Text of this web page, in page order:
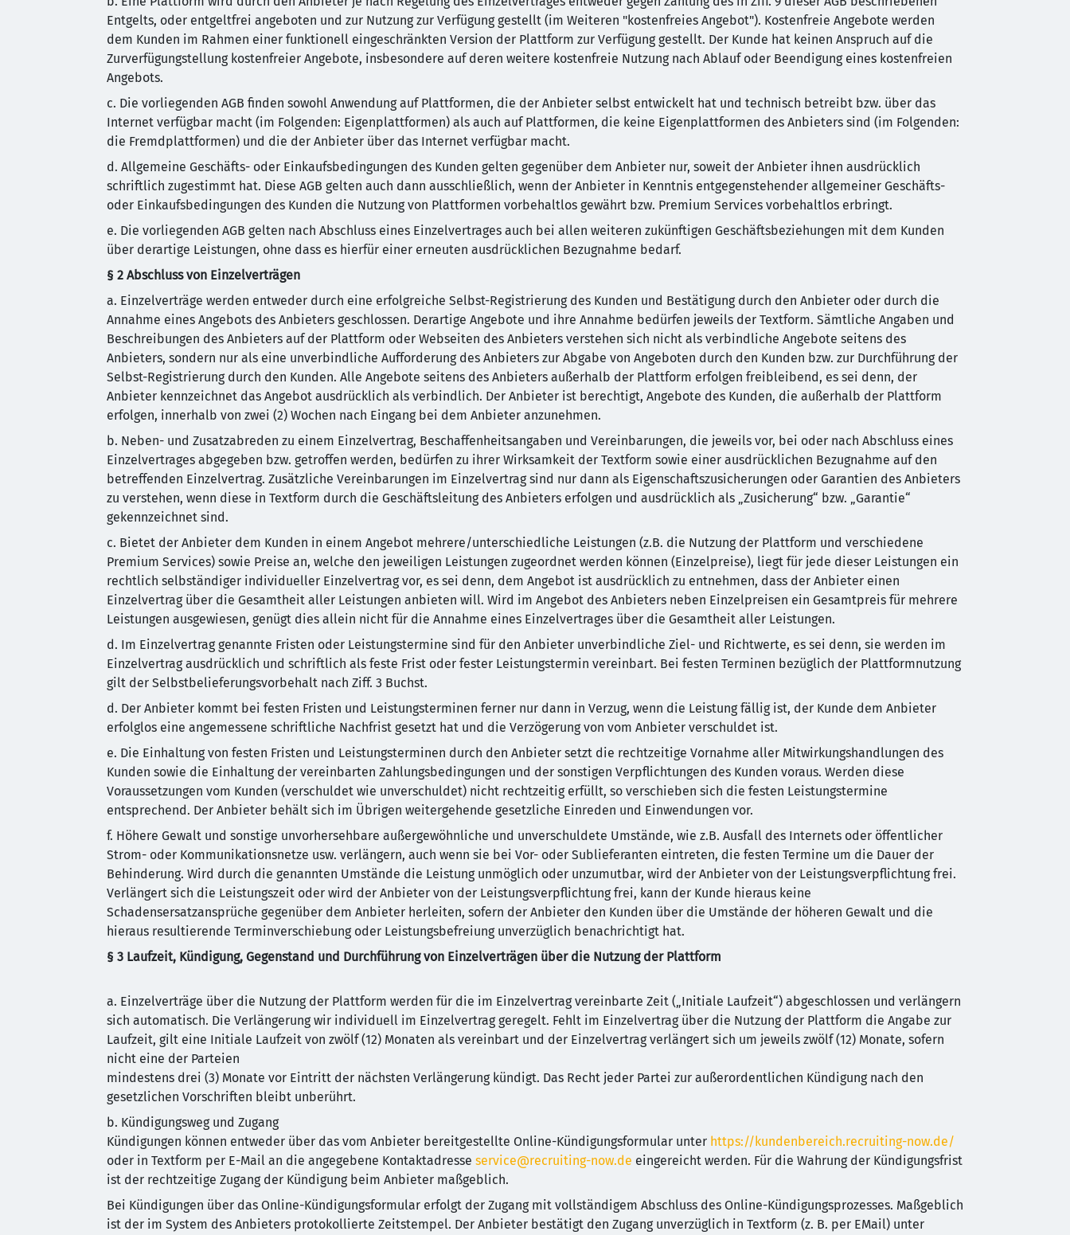
Entgelts, oder entgeltfrei angeboten und zur Nutzung zur Verfügung gestellt (im Weiteren "kostenfreies Angebot"). Kostenfreie Angebote werden
dem Kunden im Rahmen einer funktionell eingeschränkten Version der Plattform zur Verfügung gestellt. Der Kunde hat keinen Anspruch auf die
Zurverfügungstellung kostenfreier Angebote, insbesondere auf deren weitere kostenfreie Nutzung nach Ablauf oder Beendigung eines kostenfreien
Angebots.
c. Die vorliegenden AGB finden sowohl Anwendung auf Plattformen, die der Anbieter selbst entwickelt hat und technisch betreibt bzw. über das
Internet verfügbar macht (im Folgenden: Eigenplattformen) als auch auf Plattformen, die keine Eigenplattformen des Anbieters sind (im Folgenden:
die Fremdplattformen) und die der Anbieter über das Internet verfügbar macht.
d. Allgemeine Geschäfts- oder Einkaufsbedingungen des Kunden gelten gegenüber dem Anbieter nur, soweit der Anbieter ihnen ausdrücklich
schriftlich zugestimmt hat. Diese AGB gelten auch dann ausschließlich, wenn der Anbieter in Kenntnis entgegenstehender allgemeiner Geschäfts-
oder Einkaufsbedingungen des Kunden die Nutzung von Plattformen vorbehaltlos gewährt bzw. Premium Services vorbehaltlos erbringt.
e. Die vorliegenden AGB gelten nach Abschluss eines Einzelvertrages auch bei allen weiteren zukünftigen Geschäftsbeziehungen mit dem Kunden
über derartige Leistungen, ohne dass es hierfür einer erneuten ausdrücklichen Bezugnahme bedarf.
§ 2 Abschluss von Einzelverträgen
a. Einzelverträge werden entweder durch eine erfolgreiche Selbst-Registrierung des Kunden und Bestätigung durch den Anbieter oder durch die
Annahme eines Angebots des Anbieters geschlossen. Derartige Angebote und ihre Annahme bedürfen jeweils der Textform. Sämtliche Angaben und
Beschreibungen des Anbieters auf der Plattform oder Webseiten des Anbieters verstehen sich nicht als verbindliche Angebote seitens des
Anbieters, sondern nur als eine unverbindliche Aufforderung des Anbieters zur Abgabe von Angeboten durch den Kunden bzw. zur Durchführung der
Selbst-Registrierung durch den Kunden. Alle Angebote seitens des Anbieters außerhalb der Plattform erfolgen freibleibend, es sei denn, der
Anbieter kennzeichnet das Angebot ausdrücklich als verbindlich. Der Anbieter ist berechtigt, Angebote des Kunden, die außerhalb der Plattform
erfolgen, innerhalb von zwei (2) Wochen nach Eingang bei dem Anbieter anzunehmen.
b. Neben- und Zusatzabreden zu einem Einzelvertrag, Beschaffenheitsangaben und Vereinbarungen, die jeweils vor, bei oder nach Abschluss eines
Einzelvertrages abgegeben bzw. getroffen werden, bedürfen zu ihrer Wirksamkeit der Textform sowie einer ausdrücklichen Bezugnahme auf den
betreffenden Einzelvertrag. Zusätzliche Vereinbarungen im Einzelvertrag sind nur dann als Eigenschaftszusicherungen oder Garantien des Anbieters
zu verstehen, wenn diese in Textform durch die Geschäftsleitung des Anbieters erfolgen und ausdrücklich als „Zusicherung“ bzw. „Garantie“
gekennzeichnet sind.
c. Bietet der Anbieter dem Kunden in einem Angebot mehrere/unterschiedliche Leistungen (z.B. die Nutzung der Plattform und verschiedene
Premium Services) sowie Preise an, welche den jeweiligen Leistungen zugeordnet werden können (Einzelpreise), liegt für jede dieser Leistungen ein
rechtlich selbständiger individueller Einzelvertrag vor, es sei denn, dem Angebot ist ausdrücklich zu entnehmen, dass der Anbieter einen
Einzelvertrag über die Gesamtheit aller Leistungen anbieten will. Wird im Angebot des Anbieters neben Einzelpreisen ein Gesamtpreis für mehrere
Leistungen ausgewiesen, genügt dies allein nicht für die Annahme eines Einzelvertrages über die Gesamtheit aller Leistungen.
d. Im Einzelvertrag genannte Fristen oder Leistungstermine sind für den Anbieter unverbindliche Ziel- und Richtwerte, es sei denn, sie werden im
Einzelvertrag ausdrücklich und schriftlich als feste Frist oder fester Leistungstermin vereinbart. Bei festen Terminen bezüglich der Plattformnutzung
gilt der Selbstbelieferungsvorbehalt nach Ziff. 3 Buchst.
d. Der Anbieter kommt bei festen Fristen und Leistungsterminen ferner nur dann in Verzug, wenn die Leistung fällig ist, der Kunde dem Anbieter
erfolglos eine angemessene schriftliche Nachfrist gesetzt hat und die Verzögerung von vom Anbieter verschuldet ist.
e. Die Einhaltung von festen Fristen und Leistungsterminen durch den Anbieter setzt die rechtzeitige Vornahme aller Mitwirkungshandlungen des
Kunden sowie die Einhaltung der vereinbarten Zahlungsbedingungen und der sonstigen Verpflichtungen des Kunden voraus. Werden diese
Voraussetzungen vom Kunden (verschuldet wie unverschuldet) nicht rechtzeitig erfüllt, so verschieben sich die festen Leistungstermine
entsprechend. Der Anbieter behält sich im Übrigen weitergehende gesetzliche Einreden und Einwendungen vor.
f. Höhere Gewalt und sonstige unvorhersehbare außergewöhnliche und unverschuldete Umstände, wie z.B. Ausfall des Internets oder öffentlicher
Strom- oder Kommunikationsnetze usw. verlängern, auch wenn sie bei Vor- oder Sublieferanten eintreten, die festen Termine um die Dauer der
Behinderung. Wird durch die genannten Umstände die Leistung unmöglich oder unzumutbar, wird der Anbieter von der Leistungsverpflichtung frei.
Verlängert sich die Leistungszeit oder wird der Anbieter von der Leistungsverpflichtung frei, kann der Kunde hieraus keine
Schadensersatzansprüche gegenüber dem Anbieter herleiten, sofern der Anbieter den Kunden über die Umstände der höheren Gewalt und die
hieraus resultierende Terminverschiebung oder Leistungsbefreiung unverzüglich benachrichtigt hat.
§ 3 Laufzeit, Kündigung, Gegenstand und Durchführung von Einzelverträgen über die Nutzung der Plattform
a. Einzelverträge über die Nutzung der Plattform werden für die im Einzelvertrag vereinbarte Zeit („Initiale Laufzeit“) abgeschlossen und verlängern
sich automatisch. Die Verlängerung wir individuell im Einzelvertrag geregelt. Fehlt im Einzelvertrag über die Nutzung der Plattform die Angabe zur
Laufzeit, gilt eine Initiale Laufzeit von zwölf (12) Monaten als vereinbart und der Einzelvertrag verlängert sich um jeweils zwölf (12) Monate, sofern
nicht eine der Parteien
mindestens drei (3) Monate vor Eintritt der nächsten Verlängerung kündigt. Das Recht jeder Partei zur außerordentlichen Kündigung nach den
gesetzlichen Vorschriften bleibt unberührt.
b. Kündigungsweg und Zugang
Kündigungen können entweder über das vom Anbieter bereitgestellte Online-Kündigungsformular unter https://kundenbereich.recruiting-now.de/
oder in Textform per E-Mail an die angegebene Kontaktadresse service@recruiting-now.de eingereicht werden. Für die Wahrung der Kündigungsfrist
ist der rechtzeitige Zugang der Kündigung beim Anbieter maßgeblich.
Bei Kündigungen über das Online-Kündigungsformular erfolgt der Zugang mit vollständigem Abschluss des Online-Kündigungsprozesses. Maßgeblich
ist der im System des Anbieters protokollierte Zeitstempel. Der Anbieter bestätigt den Zugang unverzüglich in Textform (z. B. per EMail) unter